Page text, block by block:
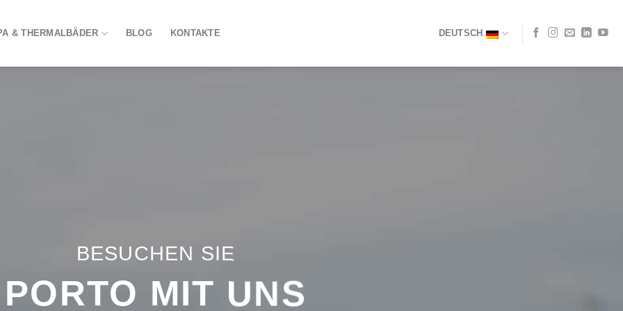
& THERMALBÄDER BLOG KONTAKTE DEUTSCH
BESUCHEN SIE
PORTO MIT UNS